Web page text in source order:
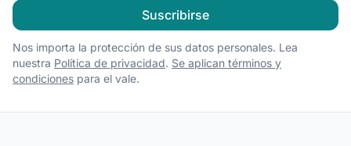
Suscribirse
Nos importa la protección de sus datos personales. Lea
nuestra Política de privacidad. Se aplican términos y
condiciones para el vale.